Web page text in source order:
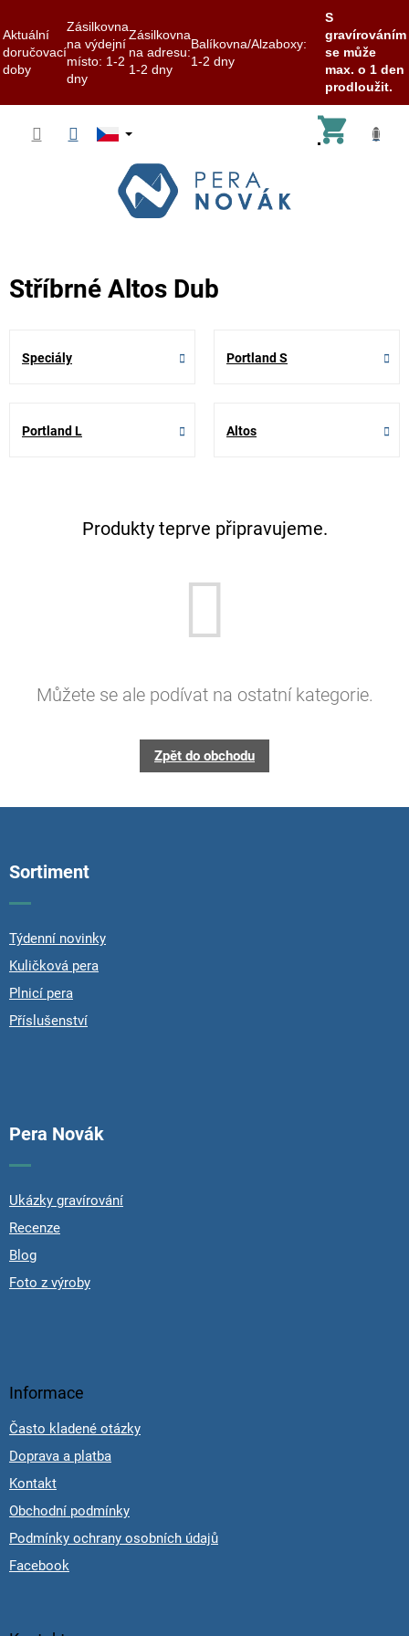
Aktuální
doručovací
doby
Zásilkovna
na výdejní
místo: 1-2
dny
Zásilkovna
na adresu:
1-2 dny
Balíkovna/Alzaboxy:
1-2 dny
S
gravírováním
se může
max. o 1 den
prodloužit.
Stříbrné Altos Dub
Speciály Portland S
Portland L Altos
Produkty teprve připravujeme.
Můžete se ale podívat na ostatní kategorie.
Zpět do obchodu
Sortiment
Týdenní novinky
Kuličková pera
Plnicí pera
Příslušenství
Pera Novák
Ukázky gravírování
Recenze
Blog
Foto z výroby
Informace
Často kladené otázky
Doprava a platba
Kontakt
Obchodní podmínky
Podmínky ochrany osobních údajů
Facebook